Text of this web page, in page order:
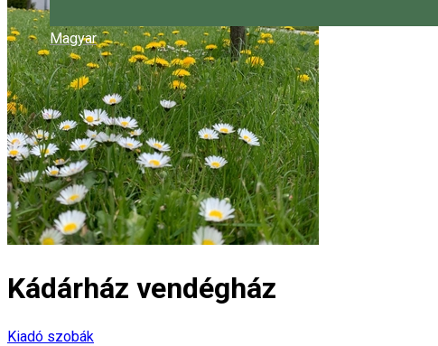
Magyar
Kádárház vendégház
Kiadó szobák